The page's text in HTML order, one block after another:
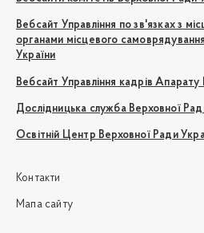
Вебсайт Управління по зв'язках з
органами місцевого
України
Вебсайт Управління кадрів
Дослідницька служба Верховної
Освітній Центр Верховної Ради
Контакти
Мапа сайту